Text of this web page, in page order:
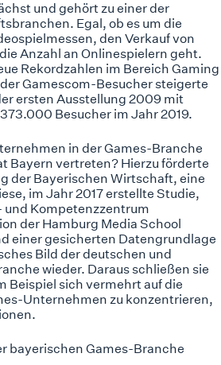
und gehört zu einer der
Egal, ob es um die
den Verkauf von
Anzahl an Onlinespielern geht.
Rekordzahlen im Bereich Gaming
Gamescom-Besucher steigerte
ersten Ausstellung 2009 mit
Besucher im Jahr 2019.
in der Games-Branche
Bayern vertreten? Hierzu förderte
der Bayerischen Wirtschaft, eine
im Jahr 2017 erstellte Studie,
und Kompetenzzentrum
der Hamburg Media School
einer gesicherten Datengrundlage
Bild der deutschen und
wieder. Daraus schließen sie
Beispiel sich vermehrt auf die
Unternehmen zu konzentrieren,
bayerischen Games-Branche